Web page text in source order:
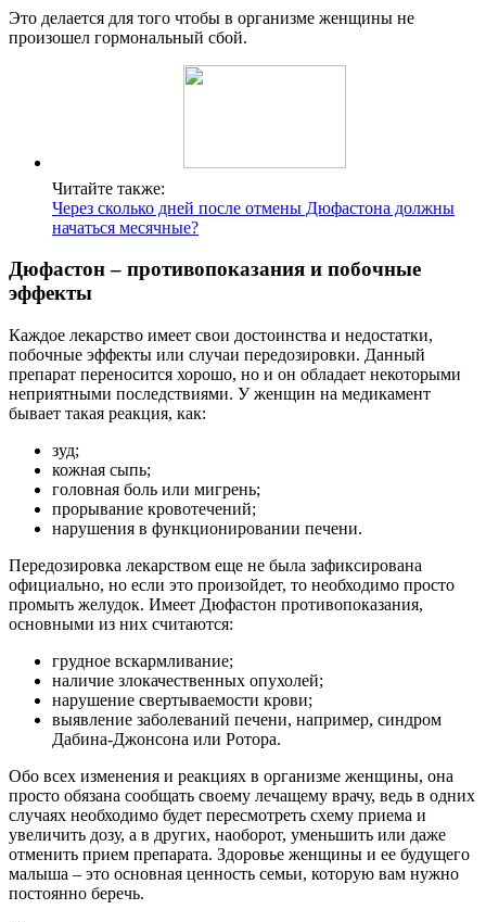
Это делается для того чтобы в организме женщины не
произошел гормональный сбой.
Читайте также:
Через сколько дней после отмены Дюфастона должны
начаться месячные?
Дюфастон – противопоказания и побочные
эффекты
Каждое лекарство имеет свои достоинства и недостатки,
побочные эффекты или случаи передозировки. Данный
препарат переносится хорошо, но и он обладает некоторыми
неприятными последствиями. У женщин на медикамент
бывает такая реакция, как:
зуд;
кожная сыпь;
головная боль или мигрень;
прорывание кровотечений;
нарушения в функционировании печени.
Передозировка лекарством еще не была зафиксирована
официально, но если это произойдет, то необходимо просто
промыть желудок. Имеет Дюфастон противопоказания,
основными из них считаются:
грудное вскармливание;
наличие злокачественных опухолей;
нарушение свертываемости крови;
выявление заболеваний печени, например, синдром
Дабина-Джонсона или Ротора.
Обо всех изменения и реакциях в организме женщины, она
просто обязана сообщать своему лечащему врачу, ведь в одних
случаях необходимо будет пересмотреть схему приема и
увеличить дозу, а в других, наоборот, уменьшить или даже
отменить прием препарата. Здоровье женщины и ее будущего
малыша – это основная ценность семьи, которую вам нужно
постоянно беречь.